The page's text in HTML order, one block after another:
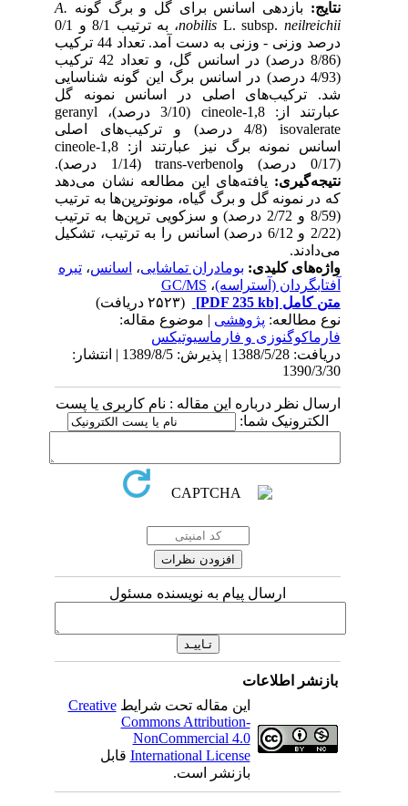
نتایج:بازدهی اسانس برای گل و برگ گونه‌A.
nobilis L. subsp.neilreichii
، به ترتیب 8/1 و 0/1
‌درصد وزنی - وزنی به‌ دست آمد. تعداد 44 ترکیب
(8/86 درصد) در اسانس گل، و تعداد 42 ترکیب
(4/93 درصد) در اسانس برگ این گونه شناسایی
شد. ترکیب‌های اصلی در اسانس نمونه گل
عبارتند از: 1,8-cineole (3/10 درصد)، geranyl
isovalerate (4/8 درصد) و ترکیب‌های اصلی
اسانس نمونه‌ برگ نیز عبارتند از: 1,8-cineole
نتیجه‌گیری:یافته‌های این مطالعه نشان می‌دهد
که در نمونه‌ گل و برگ گیاه، مونوترپن‌ها به ترتیب
(8/59 و 2/72 درصد) و سزکویی ترپن‌ها به ترتیب
(2/22 و 6/12 درصد) اسانس را به ترتیب، تشکیل
می‌دادند.
واژه‌های کلیدی:بومادران تماشایی،اسانس،تیره
آفتابگردان (آستراسه)،GC/MS
متن کامل[PDF 235 kb]
(۲۵۲۳ دریافت)
نوع مطالعه:پژوهشی| موضوع مقاله:
فارماكوگنوزی و فارماسيوتيكس
دریافت: 1388/5/28 | پذیرش: 1389/8/5 | انتشار:
1390/3/30
ارسال نظر درباره این مقاله : نام کاربری یا پست
الکترونیک شما:
ارسال پیام به نویسنده مسئول
بازنشر اطلاعات
این مقاله تحت شرایط Creative
Commons Attribution-
NonCommercial 4.0
International Licenseقابل
بازنشر است.